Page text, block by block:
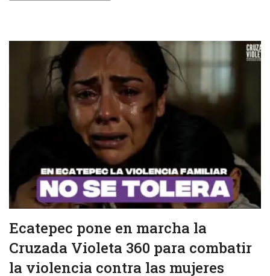
Ecatepec pone en marcha la
Cruzada Violeta 360 para combatir
la violencia contra las mujeres